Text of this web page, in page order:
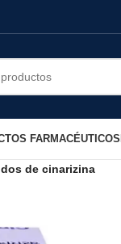
FARMACÉUTICOS
de cinarizina